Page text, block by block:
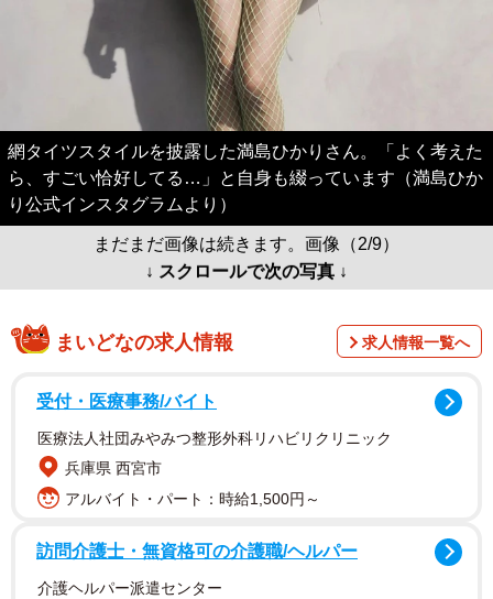
網タイツスタイルを披露した満島ひかりさん。「よく考えた
ら、すごい恰好してる…」と自身も綴っています（満島ひか
り公式インスタグラムより）
まだまだ画像は続きます。画像（2/9）
↓ スクロールで次の写真 ↓
まいどなの求人情報 求人情報一覧へ
受付・医療事務/バイト
医療法人社団みやみつ整形外科リハビリクリニック
兵庫県 西宮市
アルバイト・パート：時給1,500円～
訪問介護士・無資格可の介護職/ヘルパー
介護ヘルパー派遣センター